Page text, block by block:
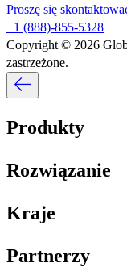
Proszę się
+1 (888)-855-5328​​
Copyright © 2026
zastrzeżone.​​
Produkty​​
Rozwiązanie​​
Kraje​​
Partnerzy​​